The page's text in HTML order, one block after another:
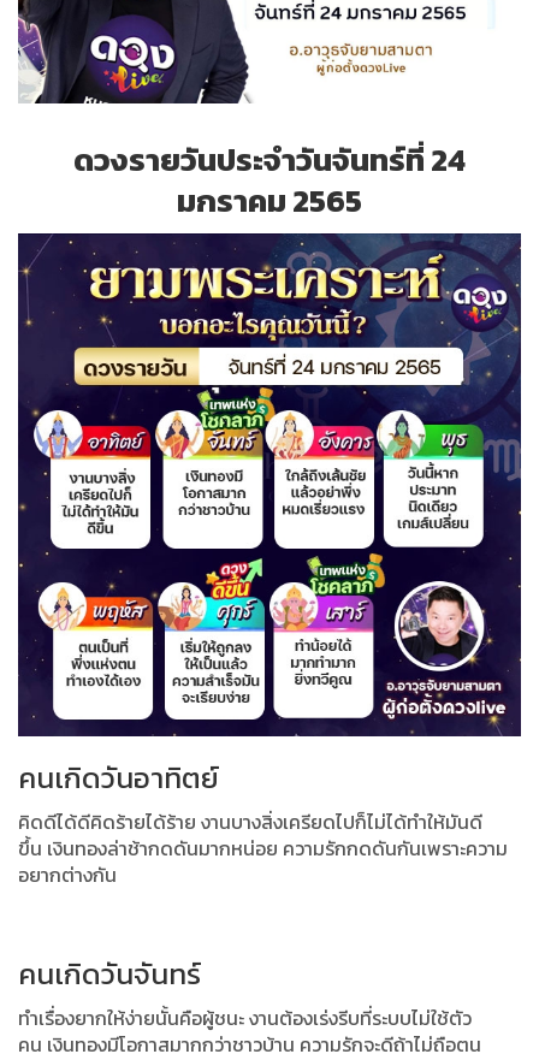
ดวงรายวันประจำวันจันทร์ที่ 24
มกราคม 2565
คนเกิดวันอาทิตย์
คิดดีได้ดีคิดร้ายได้ร้าย งานบางสิ่งเครียดไปก็ไม่ได้ทำให้มันดี
ขึ้น เงินทองล่าช้ากดดันมากหน่อย ความรักกดดันกันเพราะความ
อยากต่างกัน
คนเกิดวันจันทร์
ทำเรื่องยากให้ง่ายนั้นคือผู้ชนะ งานต้องเร่งรีบที่ระบบไม่ใช้ตัว
คน เงินทองมีโอกาสมากกว่าชาวบ้าน ความรักจะดีถ้าไม่ถือตน